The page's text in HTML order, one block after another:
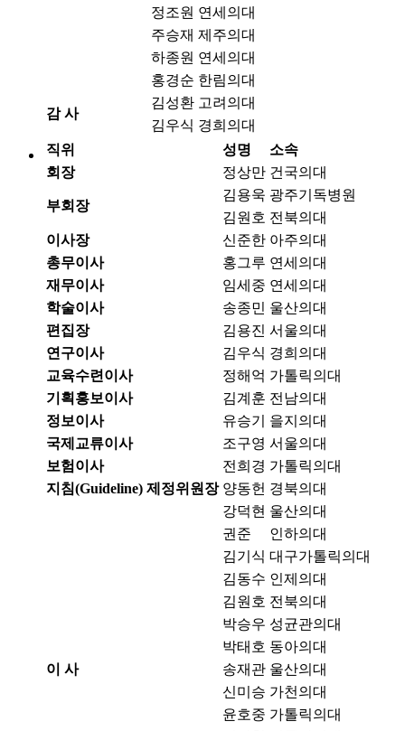
정조원 연세의대
주승재 제주의대
하종원 연세의대
홍경순 한림의대
감 사
김성환 고려의대
김우식 경희의대
직위
성명
소속
회장
정상만 건국의대
부회장
김용욱 광주기독병원
김원호 전북의대
이사장
신준한 아주의대
총무이사
홍그루 연세의대
재무이사
임세중 연세의대
학술이사
송종민 울산의대
편집장
김용진 서울의대
연구이사
김우식 경희의대
교육수련이사
정해억 가톨릭의대
기획홍보이사
김계훈 전남의대
정보이사
유승기
을지의대
국제교류이사
조구영 서울의대
보험이사
전희경 가톨릭의대
지침(Guideline) 제정위원장 양동헌 경북의대
이 사
강덕현 울산의대
권준
인하의대
김기식 대구가톨릭의대
김동수 인제의대
김원호 전북의대
박승우 성균관의대
박태호 동아의대
송재관 울산의대
신미승 가천의대
윤호중 가톨릭의대